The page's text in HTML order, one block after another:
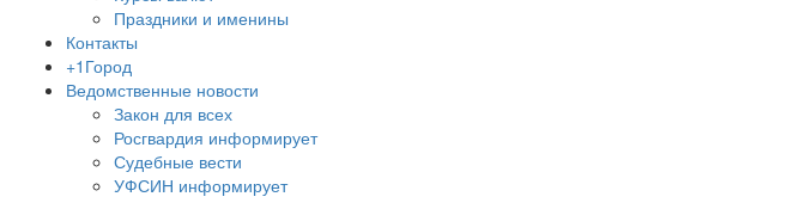
Праздники и именины
Контакты
+1Город
Ведомственные новости
Закон для всех
Росгвардия информирует
Судебные вести
УФСИН информирует